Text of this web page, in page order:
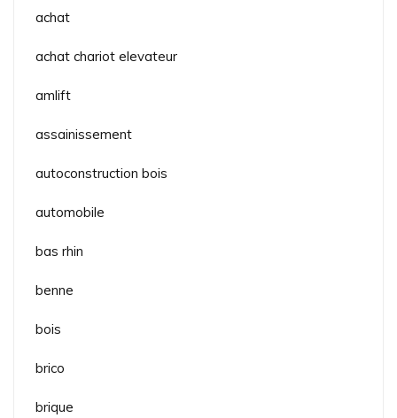
achat
achat chariot elevateur
amlift
assainissement
autoconstruction bois
automobile
bas rhin
benne
bois
brico
brique